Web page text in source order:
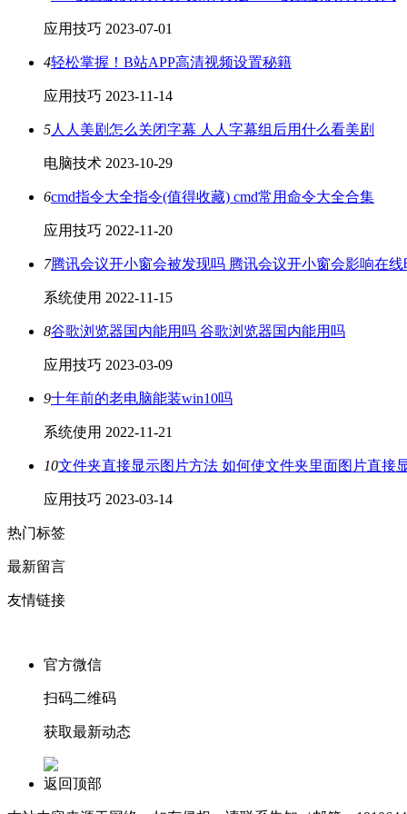
应用技巧 2023-07-01
4轻松掌握！B站APP高清视频设置秘籍
应用技巧 2023-11-14
5人人美剧怎么关闭字幕 人人字幕组后用什么看美剧
电脑技术 2023-10-29
6cmd指令大全指令(值得收藏) cmd常用命令大全合集
应用技巧 2022-11-20
7腾讯会议开小窗会被发现吗 腾讯会议开小窗会影响在线
系统使用 2022-11-15
8谷歌浏览器国内能用吗 谷歌浏览器国内能用吗
应用技巧 2023-03-09
9十年前的老电脑能装win10吗
系统使用 2022-11-21
10文件夹直接显示图片方法 如何使文件夹里面图片直接
应用技巧 2023-03-14
热门标签
最新留言
友情链接
官方微信
扫码二维码
获取最新动态
返回顶部